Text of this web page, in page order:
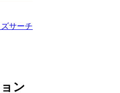
サーチ
ン